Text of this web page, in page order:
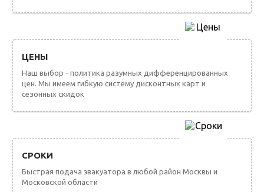
ЦЕНЫ
Наш выбор - политика разумных дифференцированных
цен. Мы имеем гибкую систему дисконтных карт и
сезонных скидок
СРОКИ
Быстрая подача эвакуатора в любой район Москвы и
Московской области